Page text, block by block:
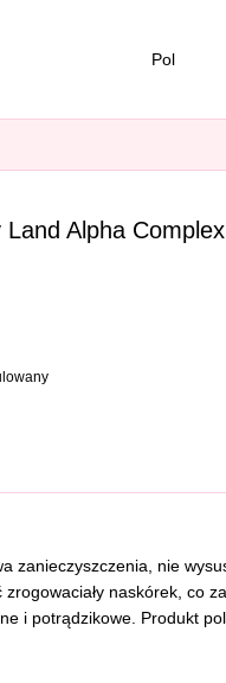
Pol
Alpha
zanieczyszczenia, nie
naskórek, co
i potrądzikowe. Produkt